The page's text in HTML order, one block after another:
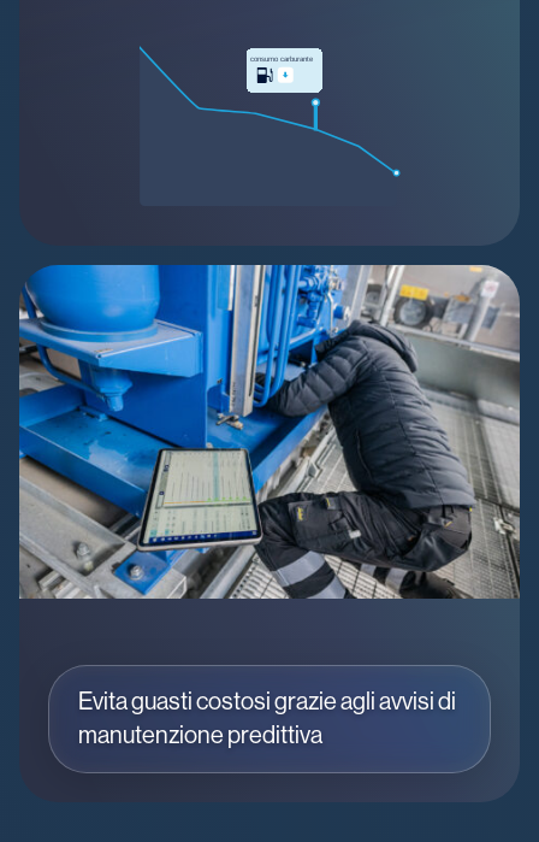
Evita guasti costosi grazie agli avvisi di
manutenzione predittiva